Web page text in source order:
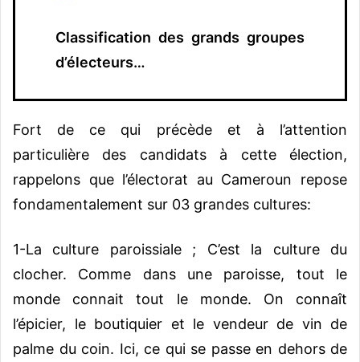
Classification des grands groupes
d’électeurs…
Fort de ce qui précède et à l’attention
particulière des candidats à cette élection,
rappelons que l’électorat au Cameroun repose
fondamentalement sur 03 grandes cultures:
1-La culture paroissiale ; C’est la culture du
clocher. Comme dans une paroisse, tout le
monde connait tout le monde. On connaît
l’épicier, le boutiquier et le vendeur de vin de
palme du coin. Ici, ce qui se passe en dehors de